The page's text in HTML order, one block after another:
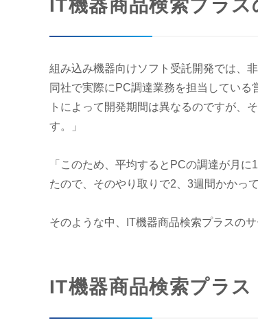
IT機器商品検索プラ
組み込み機器向けソフト受託開発では、
同社で実際にPC調達業務を担当してい
トによって開発期間は異なるのですが、
す。」
「このため、平均するとPCの調達が月
たので、そのやり取りで2、3週間かかっ
そのような中、IT機器商品検索プラスの
IT機器商品検索プラ